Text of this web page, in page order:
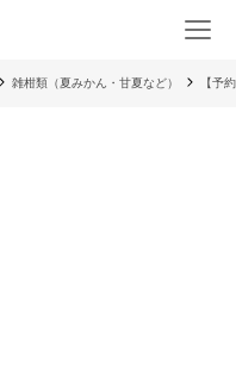
雑柑類（夏みかん・甘夏など） 【予